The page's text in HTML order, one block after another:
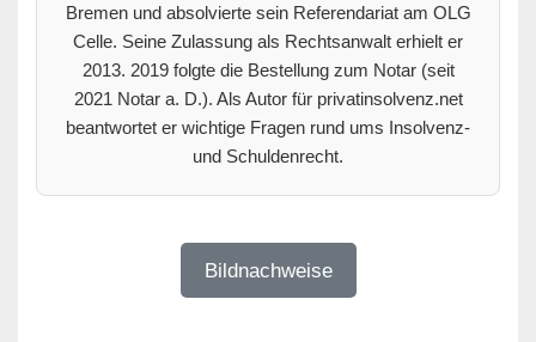
Bremen und absolvierte sein Referendariat am OLG
Celle. Seine Zulassung als Rechtsanwalt erhielt er
2013. 2019 folgte die Bestellung zum Notar (seit
2021 Notar a. D.). Als Autor für privatinsolvenz.net
beantwortet er wichtige Fragen rund ums Insolvenz-
und Schuldenrecht.
Bildnachweise